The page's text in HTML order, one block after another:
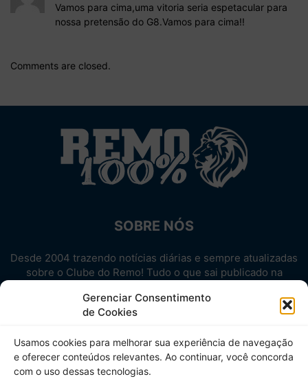
Gerenciar Consentimento
de Cookies
Usamos cookies para melhorar sua experiência de navegação
e oferecer conteúdos relevantes. Ao continuar, você concorda
com o uso dessas tecnologias.
Vamos para cima,uma vitoria seria espetacular para
nossa pretensão do G8.Vamos para cima!!
Comments are closed.
SOBRE NÓS
Desde 2004 trazendo notícias diárias e sempre atualizadas
sobre o Clube do Remo! Tudo o que sai publicado na
Aproveite! Site não-oficial.
SIGA-NOS